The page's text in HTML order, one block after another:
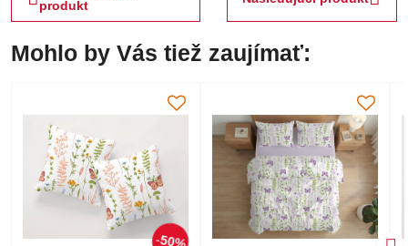
produkt
Mohlo by Vás tiež zaujímať:
50%